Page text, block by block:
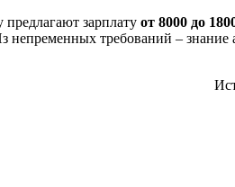
зарплату от 8000 до
непременных требований – знание